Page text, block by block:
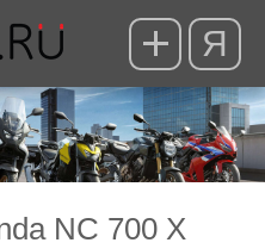
Я
NC 700 X